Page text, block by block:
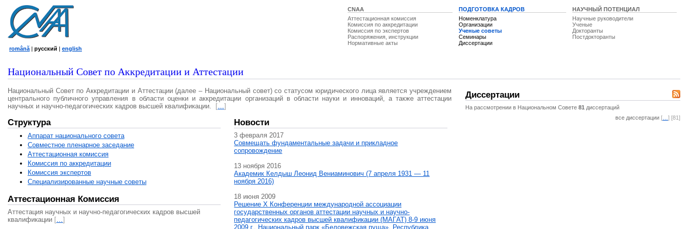
CNAA
Аттестационная комиссия
Комиссия по аккредитации
Комиссия по экспертов
Распоряжения, инструкции
Нормативные акты
ПОДГОТОВКА КАДРОВ
Номенклатура
Организации
Ученые советы
Семинары
Диссертации
НАУЧНЫЙ ПОТЕНЦИАЛ
Научные руководители
Ученые
Докторанты
Постдокторанты
română | русский | english
Национальный Совет по Аккредитации и Аттестации
Национальный Совет по Аккредитации и Аттестации (далее – Национальный совет) со статусом юридического лица является учреждением
центрального публичного управления в области оценки и аккредитации организаций в области науки и инноваций, а также аттестации
научных и научно-педагогических кадров высшей квалификации.
[…]
Структура
Аппарат национального совета
Совместное пленарное заседание
Аттестационная комисcия
Комиссия по аккредитации
Комиссия экспертов
Специализированные научные советы
Аттестационная Комиссия
Аттестация научных и научно-педагогических кадров высшей
квалификации […]
Новости
3 февраля 2017
Совмещать фундаментальные задачи и прикладное
сопровождение
13 ноября 2016
Академик Келдыш Леонид Вениаминович (7 апреля 1931 — 11
ноября 2016)
18 июня 2009
Решение X Конференции международной ассоциации
государственных органов аттестации научных и научно-
педагогических кадров высшей квалификации (МАГAT) 8-9 июня
2009 г., Национальный парк «Беловежская пуща», Республика
Диссертации
На рассмотрении в Национальном Совете 81 диссертаций
все диссертации [ ] [81]